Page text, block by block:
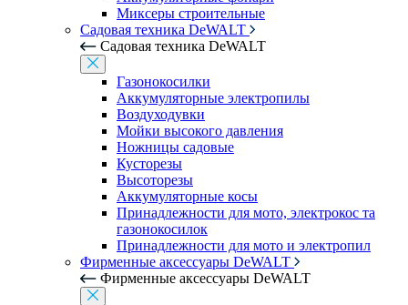
Миксеры строительные
Садовая техника DeWALT
Садовая техника DeWALT
Газонокосилки
Аккумуляторные электропилы
Воздуходувки
Мойки высокого давления
Ножницы садовые
Кусторезы
Высоторезы
Аккумуляторные косы
Принадлежности для мото, электрокос та
газонокосилок
Принадлежности для мото и электропил
Фирменные аксессуары DeWALT
Фирменные аксессуары DeWALT